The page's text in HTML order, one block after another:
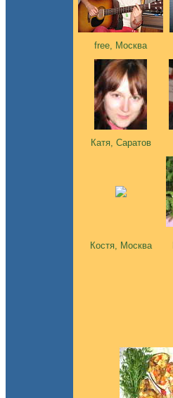
free, Москва
Катя, Саратов
Костя, Москва